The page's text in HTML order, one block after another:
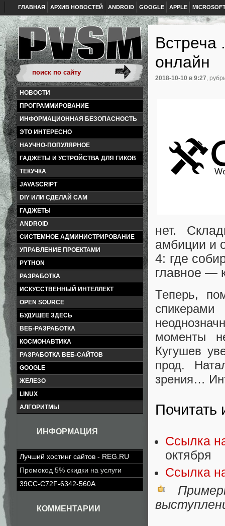
ГЛАВНАЯ АРХИВ НОВОСТЕЙ ANDROID GOOGLE APPLE
НОВОСТИ
ПРОГРАММИРОВАНИЕ
ИНФОРМАЦИОННАЯ БЕЗОПАСНОСТЬ
ЭТО ИНТЕРЕСНО
НАУЧНО-ПОПУЛЯРНОЕ
ГАДЖЕТЫ И УСТРОЙСТВА ДЛЯ ГИКОВ
ТЕКУЧКА
JAVASCRIPT
DIY ИЛИ СДЕЛАЙ САМ
ГАДЖЕТЫ
ANDROID
СИСТЕМНОЕ АДМИНИСТРИРОВАНИЕ
УПРАВЛЕНИЕ ПРОЕКТАМИ
PYTHON
РАЗРАБОТКА
ИСКУССТВЕННЫЙ ИНТЕЛЛЕКТ
OPEN SOURCE
БУДУЩЕЕ ЗДЕСЬ
ВЕБ-РАЗРАБОТКА
КОСМОНАВТИКА
РАЗРАБОТКА ВЕБ-САЙТОВ
GOOGLE
ЖЕЛЕЗО
LINUX
АЛГОРИТМЫ
ИНФОРМАЦИЯ
Лучший хостинг сайтов - REG.RU
Промокод 5% скидки на услуги
39CC-C72F-6342-560A
КОММЕНТАРИИ
Встреча
онлайн
2018-10-10 в 9:27,
нет.
амбиции и
4: где
главное —
Теперь,
моменты
Кугушев
прод.
зрения…
Почитать
Ссылка
октября
Ссылка